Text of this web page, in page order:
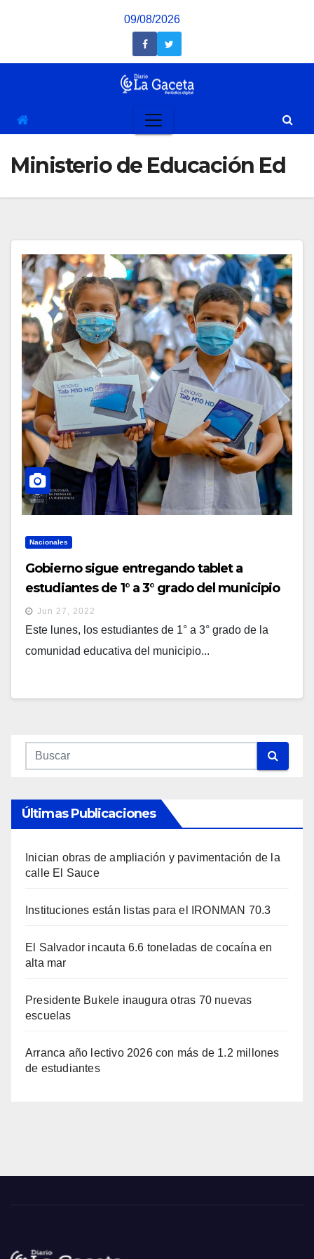
09/08/2026
Ministerio de Educación Ed
Nacionales
Gobierno sigue entregando tablet a
estudiantes de 1° a 3° grado del municipio
de Apopa
Jun 27, 2022
Este lunes, los estudiantes de 1° a 3° grado de la
comunidad educativa del municipio...
Últimas Publicaciones
Inician obras de ampliación y pavimentación de la
calle El Sauce
Instituciones están listas para el IRONMAN 70.3
El Salvador incauta 6.6 toneladas de cocaína en
alta mar
Presidente Bukele inaugura otras 70 nuevas
escuelas
Arranca año lectivo 2026 con más de 1.2 millones
de estudiantes